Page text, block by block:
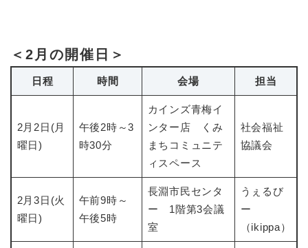
＜2月の開催日＞
日程 時間 会場 担当
2月2日(月
曜日)
午後2時～3
時30分
カインズ青梅イ
ンター店 くみ
まちコミュニテ
ィスペース
社会福祉
協議会
2月3日(火
曜日)
午前9時～
午後5時
長淵市民センタ
ー 1階第3会議
室
うぇるび
ー
（ikippa）